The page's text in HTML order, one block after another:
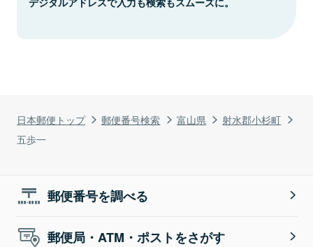
日本郵便トップ 郵便番号検索 富山県
射水郡小杉町
五歩一
郵便番号を調べる
郵便局・ATM・ポストをさがす